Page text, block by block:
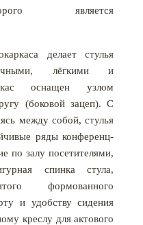
является
делает стулья
лёгкими и
оснащен узлом
(боковой зацеп). С
между собой, стулья
ряды конференц-
по залу посетителями,
спинка стула,
формованного
и удобству сидения
креслу для актового